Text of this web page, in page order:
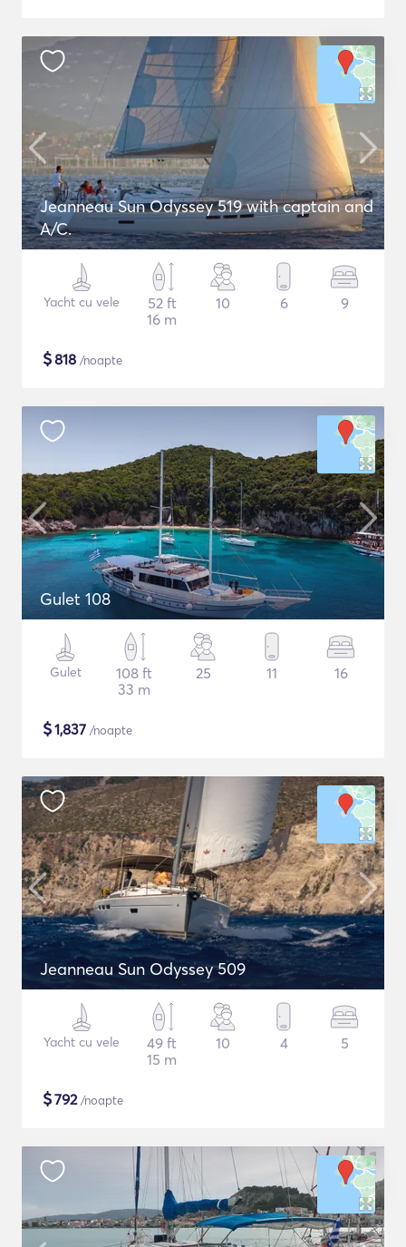
Jeanneau Sun Odyssey 519 with captain and
A/C.
Yacht cu vele
52 ft
16 m
10 6 9
$818 /noapte
Gulet 108
Gulet
108 ft
33 m
25 11 16
$1,837 /noapte
Jeanneau Sun Odyssey 509
Yacht cu vele
49 ft
15 m
10 4 5
$792/noapte